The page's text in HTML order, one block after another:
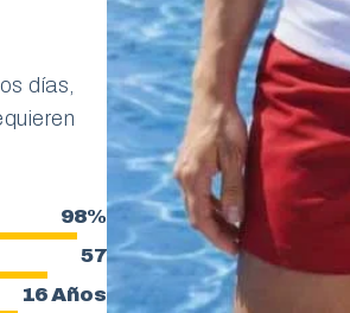
días,
98%
57
16 Años